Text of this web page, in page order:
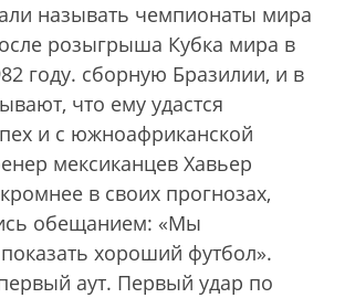
называть чемпионаты мира
розыгрыша Кубка мира в
году. сборную Бразилии, и в
что ему удастся
и с южноафриканской
мексиканцев Хавьер
в своих прогнозах,
обещанием: «Мы
хороший футбол».
аут. Первый удар по